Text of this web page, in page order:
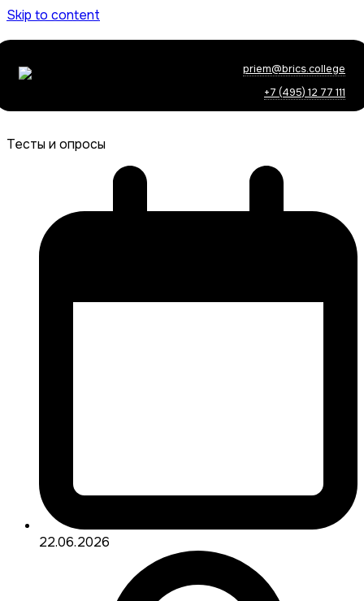
Skip to content
priem@brics.college
+7 (495) 12 77 111
Тесты и опросы
22.06.2026